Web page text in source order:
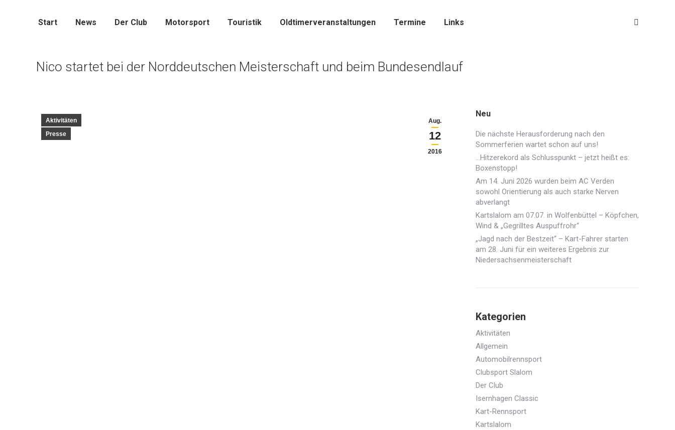
Start News Der Club Motorsport Touristik Oldtimerveranstaltungen Termine Links Search:
Nico startet bei der Norddeutschen Meisterschaft und beim Bundesendlauf
Aug.
12
2016
Aktivitäten
Presse
Neu
Die nächste Herausforderung nach den
Sommerferien wartet schon auf uns!
…Hitzerekord als Schlusspunkt – jetzt heißt es:
Boxenstopp!
Am 14. Juni 2026 wurden beim AC Verden
sowohl Orientierung als auch starke Nerven
abverlangt
Kartslalom am 07.07. in Wolfenbüttel – Köpfchen,
Wind & „Gegrilltes Auspuffrohr“
„Jagd nach der Bestzeit“ – Kart-Fahrer starten
am 28. Juni für ein weiteres Ergebnis zur
Niedersachsenmeisterschaft
Kategorien
Aktivitäten
Allgemein
Automobilrennsport
Clubsport Slalom
Der Club
Isernhagen Classic
Kart-Rennsport
Kartslalom